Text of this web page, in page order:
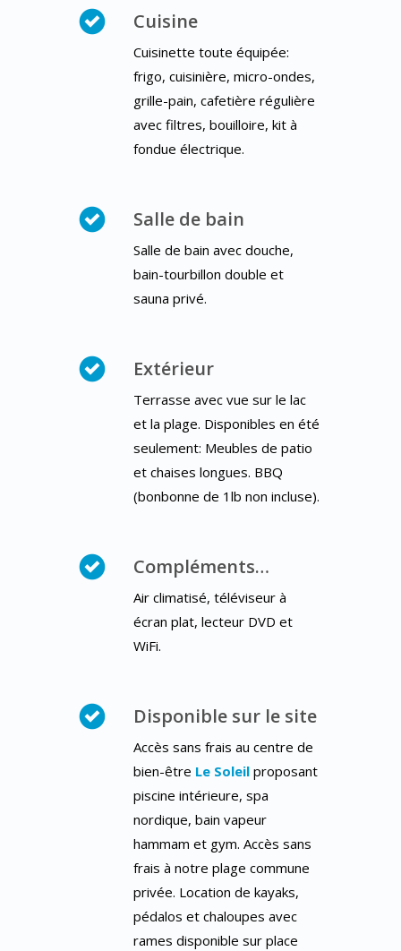
Cuisine
Cuisinette toute équipée:
frigo, cuisinière, micro-ondes,
grille-pain, cafetière régulière
avec filtres, bouilloire, kit à
fondue électrique.
Salle de bain
Salle de bain avec douche,
bain-tourbillon double et
sauna privé.
Extérieur
Terrasse avec vue sur le lac
et la plage. Disponibles en été
seulement: Meubles de patio
et chaises longues. BBQ
(bonbonne de 1lb non incluse).
Compléments…
Air climatisé, téléviseur à
écran plat, lecteur DVD et
WiFi.
Disponible sur le site
Accès sans frais au centre de
bien-être Le Soleil proposant
piscine intérieure, spa
nordique, bain vapeur
hammam et gym. Accès sans
frais à notre plage commune
privée. Location de kayaks,
pédalos et chaloupes avec
rames disponible sur place